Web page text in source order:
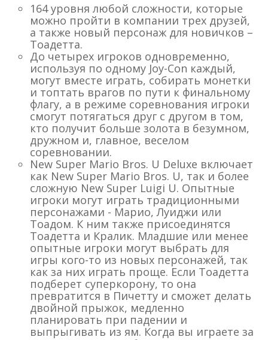
164 уровня любой сложности, которые
можно пройти в компании трех друзей,
а также новый персонаж для новичков –
Тоадетта.
До четырех игроков одновременно,
используя по одному Joy-Con каждый,
могут вместе играть, собирать монетки
и топтать врагов по пути к финальному
флагу, а в режиме соревнования игроки
смогут потягаться друг с другом в том,
кто получит больше золота в безумном,
дружном и, главное, веселом
соревновании.
New Super Mario Bros. U Deluxe включает
как New Super Mario Bros. U, так и более
сложную New Super Luigi U. Опытные
игроки могут играть традиционными
персонажами - Марио, Луиджи или
Тоадом. К ним также присоединятся
Тоадетта и Кралик. Младшие или менее
опытные игроки могут выбрать для
игры кого-то из новых персонажей, так
как за них играть проще. Если Тоадетта
подберет суперкорону, то она
превратится в Пичетту и сможет делать
двойной прыжок, медленно
планировать при падении и
выпрыгивать из ям. Когда вы играете за